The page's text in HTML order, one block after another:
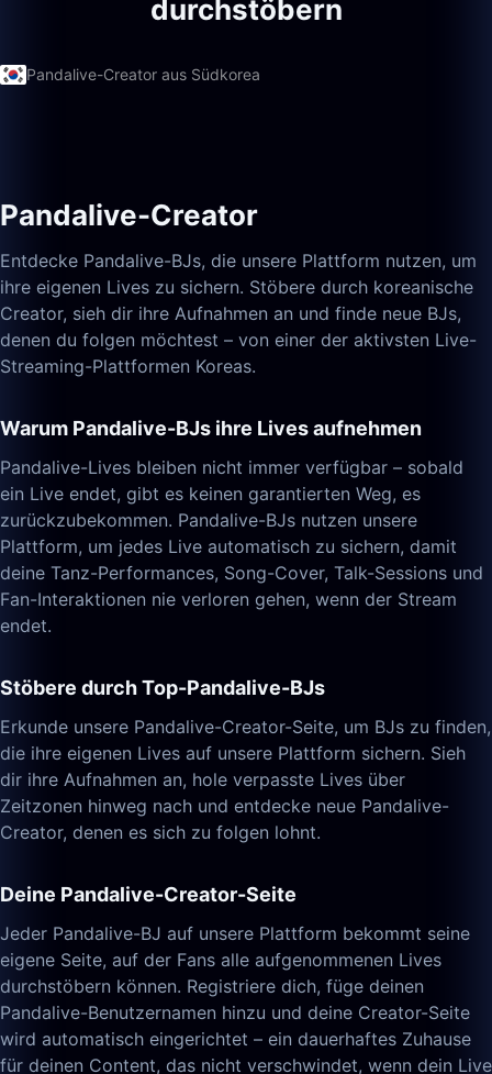
durchstöbern
Pandalive-Creator aus Südkorea
Pandalive-Creator
Entdecke Pandalive-BJs, die unsere Plattform nutzen, um
ihre eigenen Lives zu sichern. Stöbere durch koreanische
Creator, sieh dir ihre Aufnahmen an und finde neue BJs,
denen du folgen möchtest – von einer der aktivsten Live-
Streaming-Plattformen Koreas.
Warum Pandalive-BJs ihre Lives aufnehmen
Pandalive-Lives bleiben nicht immer verfügbar – sobald
ein Live endet, gibt es keinen garantierten Weg, es
zurückzubekommen. Pandalive-BJs nutzen unsere
Plattform, um jedes Live automatisch zu sichern, damit
deine Tanz-Performances, Song-Cover, Talk-Sessions und
Fan-Interaktionen nie verloren gehen, wenn der Stream
endet.
Stöbere durch Top-Pandalive-BJs
Erkunde unsere Pandalive-Creator-Seite, um BJs zu finden,
die ihre eigenen Lives auf unsere Plattform sichern. Sieh
dir ihre Aufnahmen an, hole verpasste Lives über
Zeitzonen hinweg nach und entdecke neue Pandalive-
Creator, denen es sich zu folgen lohnt.
Deine Pandalive-Creator-Seite
Jeder Pandalive-BJ auf unsere Plattform bekommt seine
eigene Seite, auf der Fans alle aufgenommenen Lives
durchstöbern können. Registriere dich, füge deinen
Pandalive-Benutzernamen hinzu und deine Creator-Seite
wird automatisch eingerichtet – ein dauerhaftes Zuhause
für deinen Content, das nicht verschwindet, wenn dein Live